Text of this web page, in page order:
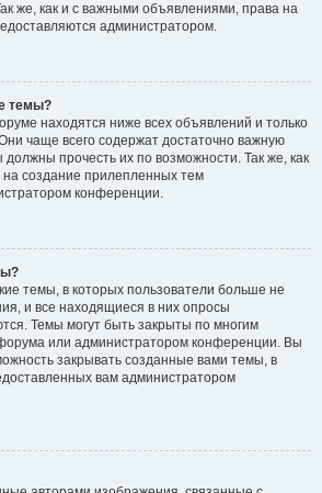
же, как и с важными объявлениями, права на
администратором.
темы?
находятся ниже всех объявлений и только
чаще всего содержат достаточно важную
прочесть их по возможности. Так же, как
создание прилепленных тем
конференции.
темы, в которых пользователи больше не
и все находящиеся в них опросы
Темы могут быть закрыты по многим
или администратором конференции. Вы
закрывать созданные вами темы, в
вам администратором